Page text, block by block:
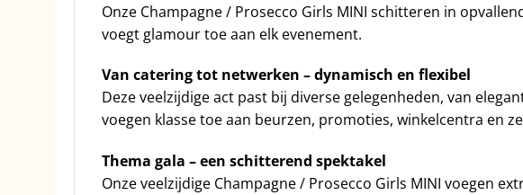
Onze Champagne / Prosecco Girls MINI schitteren in
voegt glamour toe aan elk evenement.
Van catering tot netwerken – dynamisch en flexibel
Deze veelzijdige act past bij diverse gelegenheden, van
voegen klasse toe aan beurzen, promoties, winkelcentra en
Thema gala – een schitterend spektakel
Onze veelzijdige Champagne / Prosecco Girls MINI voegen